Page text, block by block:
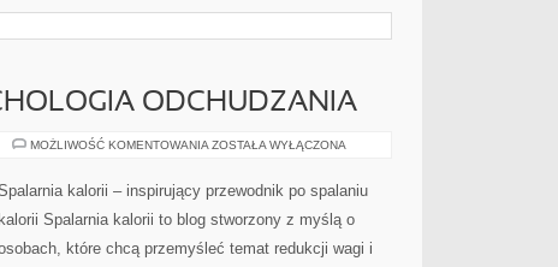
ODCHUDZANIA
MOŻLIWOŚĆ KOMENTOWANIA MOTYWACJA
ODCHUDZANIA
ZOSTAŁA WYŁĄCZONA
kalorii – inspirujący przewodnik po spalaniu
kalorii Spalarnia kalorii to blog stworzony z myślą o
które chcą przemyśleć temat redukcji wagi i